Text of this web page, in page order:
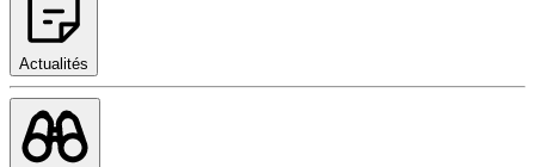
Actualités